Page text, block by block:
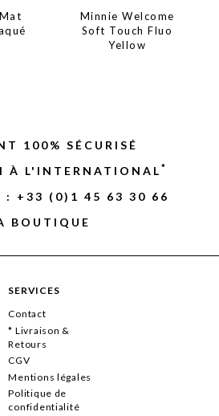
Minnie Welcome
Soft Touch Fluo
Yellow
100% SÉCURISÉ
À L'INTERNATIONAL *
: +33 (0)1 45 63 30 66
BOUTIQUE
SERVICES
Contact
* Livraison &
Retours
CGV
Mentions légales
Politique de
confidentialité